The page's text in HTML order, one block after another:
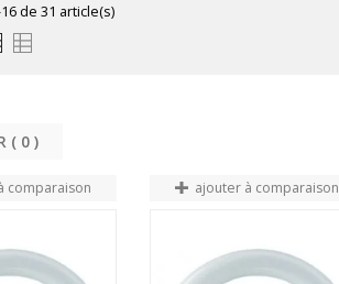
de 31 article(s)
COMPARER ( 0
comparaison ajouter à comparaison